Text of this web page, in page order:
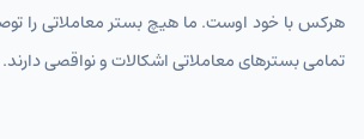
هرکس با خود اوست. ما هیچ بستر معاملاتی را
تمامی بسترهای معاملاتی اشکالات و نواقصی دارند.